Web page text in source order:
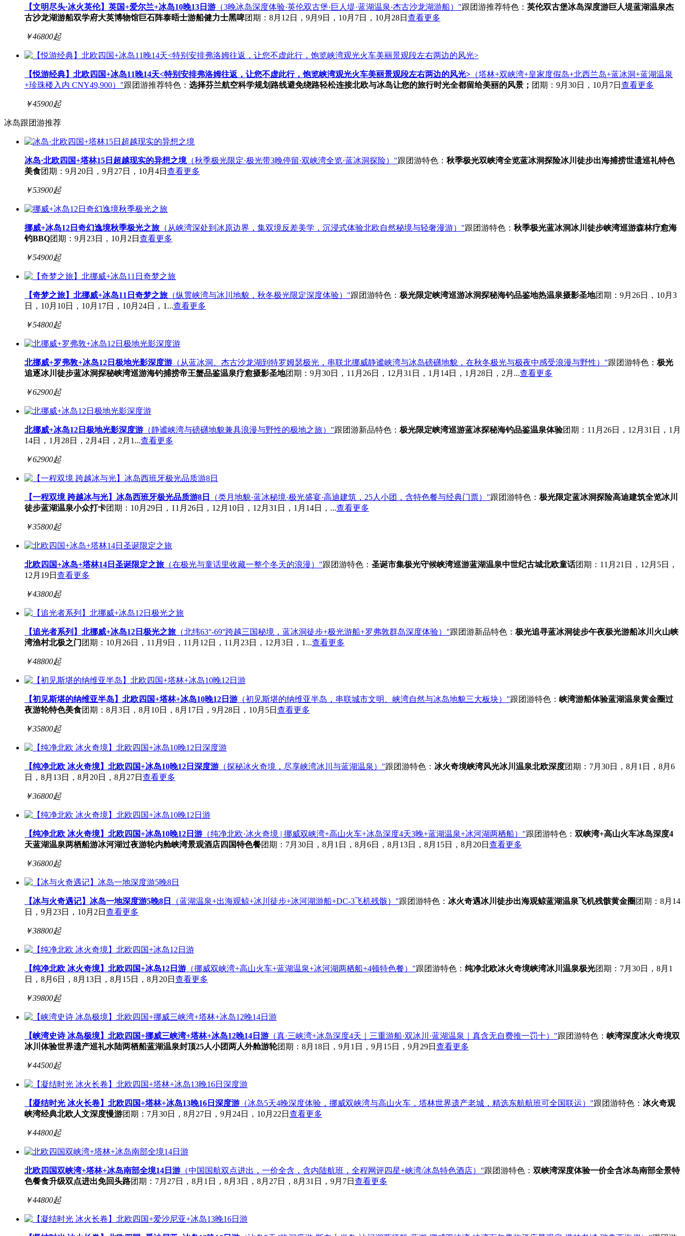
【文明尽头·冰火英伦】英国+爱尔兰+冰岛10晚13日游 （3晚冰岛深度体验·英伦双古堡·巨人堤·蓝湖温泉·杰古沙龙湖游船）"跟团游推荐特色： 英伦双古堡冰岛深度游巨人堤蓝湖温泉杰
古沙龙湖游船双学府大英博物馆巨石阵泰晤士游船健力士黑啤团期：8月12日，9月9日，10月7日，10月28日 查看更多
￥46800起
【悦游经典】北欧四国+冰岛11晚14天<特别安排弗洛姆往返，让您不虚此行，饱览峡湾观光火车美丽景观段左右两边的风光> （塔林+双峡湾+皇家度假岛+北西兰岛+蓝冰洞+蓝湖温泉
+珍珠楼入内 CNY49,900）"跟团游推荐特色： 选择芬兰航空科学规划路线避免绕路轻松连接北欧与冰岛让您的旅行时光全都留给美丽的风景； 团期：9月30日，10月7日 查看更多
￥45900起
冰岛跟团游推荐
冰岛·北欧四国+塔林15日超越现实的异想之境（秋季极光限定·极光带3晚停留·双峡湾全览·蓝冰洞探险）"跟团游特色： 秋季极光双峡湾全览蓝冰洞探险冰川徒步出海捕捞世遗巡礼特色
美食团期：9月20日，9月27日，10月4日 查看更多
￥53900起
挪威+冰岛12日奇幻逸境秋季极光之旅 （从峡湾深处到冰原边界，集双境反差美学，沉浸式体验北欧自然秘境与轻奢漫游）"跟团游特色： 秋季极光蓝冰洞冰川徒步峡湾巡游森林疗愈海
钓BBQ团期：9月23日，10月2日 查看更多
￥54900起
【奇梦之旅】北挪威+冰岛11日奇梦之旅 （纵贯峡湾与冰川地貌，秋冬极光限定深度体验）"跟团游特色： 极光限定峡湾巡游冰洞探秘海钓品鉴地热温泉摄影圣地团期：9月26日，10月3
日，10月10日，10月17日，10月24日，1...查看更多
￥54800起
北挪威+罗弗敦+冰岛12日极地光影深度游 （从蓝冰洞、杰古沙龙湖到特罗姆瑟极光，串联北挪威静谧峡湾与冰岛磅礴地貌，在秋冬极光与极夜中感受浪漫与野性）"跟团游特色： 极光
追逐冰川徒步蓝冰洞探秘峡湾巡游海钓捕捞帝王蟹品鉴温泉疗愈摄影圣地团期：9月30日，11月26日，12月31日，1月14日，1月28日，2月...查看更多
￥62900起
北挪威+冰岛12日极地光影深度游 （静谧峡湾与磅礴地貌兼具浪漫与野性的极地之旅）"跟团游新品特色： 极光限定峡湾巡游蓝冰探秘海钓品鉴温泉体验团期：11月26日，12月31日，1月
14日，1月28日，2月4日，2月1...查看更多
￥62900起
【一程双境 跨越冰与光】冰岛西班牙极光品质游8日 （类月地貌·蓝冰秘境·极光盛宴·高迪建筑，25人小团，含特色餐与经典门票）"跟团游特色： 极光限定蓝冰洞探险高迪建筑全览冰川
徒步蓝湖温泉小众打卡团期：10月29日，11月26日，12月10日，12月31日，1月14日，...查看更多
￥35800起
北欧四国+冰岛+塔林14日圣诞限定之旅 （在极光与童话里收藏一整个冬天的浪漫）"跟团游特色： 圣诞市集极光守候峡湾巡游蓝湖温泉中世纪古城北欧童话团期：11月21日，12月5日，
12月19日 查看更多
￥43800起
【追光者系列】北挪威+冰岛12日极光之旅 （北纬63°-69°跨越三国秘境，蓝冰洞徒步+极光游船+罗弗敦群岛深度体验）"跟团游新品特色： 极光追寻蓝冰洞徒步午夜极光游船冰川火山峡
湾渔村北极之门 团期：10月26日，11月9日，11月12日，11月23日，12月3日，1...查看更多
￥48800起
【初见斯堪的纳维亚半岛】北欧四国+塔林+冰岛10晚12日游 （初见斯堪的纳维亚半岛，串联城市文明、峡湾自然与冰岛地貌三大板块）"跟团游特色： 峡湾游船体验蓝湖温泉黄金圈过
夜游轮特色美食团期：8月3日，8月10日，8月17日，9月28日，10月5日 查看更多
￥35800起
【纯净北欧 冰火奇境】北欧四国+冰岛10晚12日深度游 （探秘冰火奇境，尽享峡湾冰川与蓝湖温泉）"跟团游特色： 冰火奇境峡湾风光冰川温泉北欧深度团期：7月30日，8月1日，8月6
日，8月13日，8月20日，8月27日 查看更多
￥36800起
【纯净北欧 冰火奇境】北欧四国+冰岛10晚12日游 （纯净北欧·冰火奇境 | 挪威双峡湾+高山火车+冰岛深度4天3晚+蓝湖温泉+冰河湖两栖船）"跟团游特色： 双峡湾+高山火车冰岛深度4
天蓝湖温泉两栖船游冰河湖过夜游轮内舱峡湾景观酒店四国特色餐团期：7月30日，8月1日，8月6日，8月13日，8月15日，8月20日 查看更多
￥36800起
【冰与火奇遇记】冰岛一地深度游5晚8日 （蓝湖温泉+出海观鲸+冰川徒步+冰河湖游船+DC-3飞机残骸）"跟团游特色： 冰火奇遇冰川徒步出海观鲸蓝湖温泉飞机残骸黄金圈 团期：8月14
日，9月23日，10月2日 查看更多
￥38800起
【纯净北欧 冰火奇境】北欧四国+冰岛12日游 （挪威双峡湾+高山火车+蓝湖温泉+冰河湖两栖船+4顿特色餐）"跟团游特色： 纯净北欧冰火奇境峡湾冰川 温泉极光团期：7月30日，8月1
日，8月6日，8月13日，8月15日，8月20日 查看更多
￥39800起
【峡湾史诗 冰岛极境】北欧四国+挪威三峡湾+塔林+冰岛12晚14日游 （真·三峡湾+冰岛深度4天｜三重游船·双冰川·蓝湖温泉｜真含无自费推一罚十）"跟团游特色： 峡湾深度冰火奇境双
冰川体验世界遗产巡礼水陆两栖船蓝湖温泉封顶25人小团两人外舱游轮团期：8月18日，9月1日，9月15日，9月29日 查看更多
￥44500起
【凝结时光 冰火长卷】北欧四国+塔林+冰岛13晚16日深度游 （冰岛5天4晚深度体验，挪威双峡湾与高山火车，塔林世界遗产老城，精选东航航班可全国联运）"跟团游特色： 冰火奇观
峡湾经典北欧人文深度慢游团期：7月30日，8月27日，9月24日，10月22日 查看更多
￥44800起
北欧四国双峡湾+塔林+冰岛南部全境14日游 （中国国航双点进出，一价全含，含内陆航班，全程网评四星+峡湾/冰岛特色酒店）"跟团游特色： 双峡湾深度体验一价全含冰岛南部全景特
色餐食升级双点进出免回头路团期：7月27日，8月1日，8月3日，8月27日，8月31日，9月7日 查看更多
￥44800起